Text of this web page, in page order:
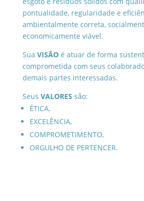
pontualidade, regularidade e
ambientalmente correta,
economicamente viável.
Sua VISÃO é atuar de forma
comprometida com seus
demais partes interessadas.
Seus VALORES são:
ÉTICA,
EXCELÊNCIA,
COMPROMETIMENTO,
ORGULHO DE PERTENCER.